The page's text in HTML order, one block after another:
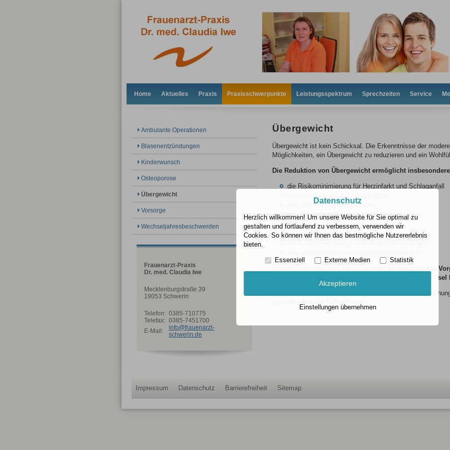
Home Aktuelles Praxis Praxisschwerpunkte Leistungsspektrum Sprechzeiten Service
Ambulante Operationen
Blasenentzündungen
Kinderwunsch
Osteoporose
Übergewicht
Vorsorge
Wechseljahresbeschwerden
Frauenarzt-Praxis
Dr. med. Claudia Iwe
Mecklenburgstraße 39
19053 Schwerin
Telefon: 0385-710775
Telefax: 0385-7451700
E-Mail:
info@frauenarzt-
schwerin.de
Übergewicht
Übergewicht ist kein Schicksal. Die Erkenntnisse der
Möglichkeiten, ein Übergewicht zu reduzieren und ein
Die Reduktion von Übergewicht ermöglicht insbesondere
die Risikominimierung für Herzinfarkt und Schlaganfall
eine Senkung eines Bluthochdruck
eine Vermeidung von Diabetes
eine Senkung eines hohen Cholesterinspiegels
die Minderung von Gelenkbeschwerden
eine Verbesserung der Fettverbrennung
evidenzbasierte
Impressum Datenschutz Barrierefreiheit Sitemap
Datenschutz
Herzlich willkommen! Um unsere Website für Sie optimal zu
gestalten und fortlaufend zu verbessern, verwenden wir
Cookies. So können wir Ihnen das bestmögliche Nutzererlebnis
bieten.
Essenziell Externe Medien Statistik
Akzeptieren
Einstellungen übernehmen